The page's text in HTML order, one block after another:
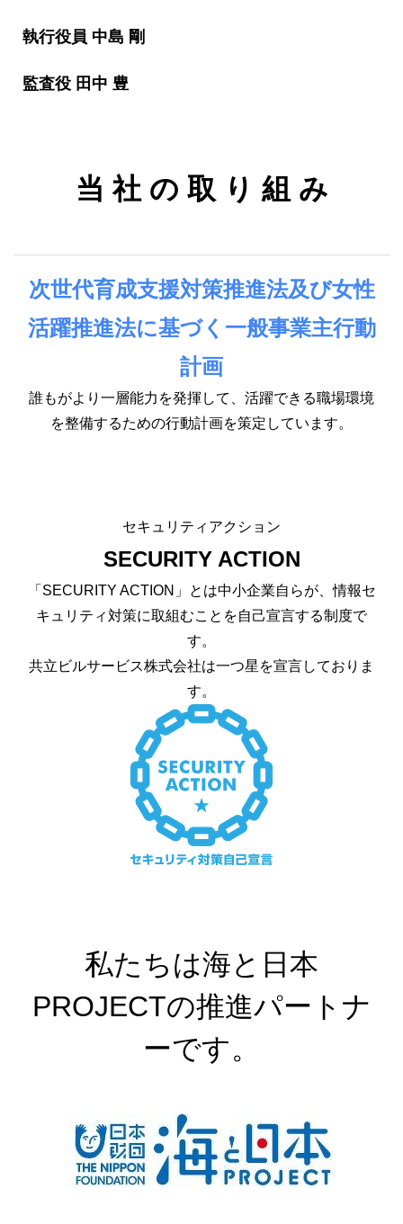
執行役員 中島 剛
監査役 田中 豊
当 社 の 取 り 組 み
次世代育成支援対策推進法及び女性
活躍推進法に基づく一般事業主行動
計画
誰もがより一層能力を発揮して、活躍できる職場環境
を整備するための行動計画を策定しています。
セキュリティアクション
SECURITY ACTION
「SECURITY ACTION」とは中小企業自らが、情報セ
キュリティ対策に取組むことを自己宣言する制度で
す。
共立ビルサービス株式会社は一つ星を宣言しておりま
す。
私たちは海と日本
PROJECTの推進パートナ
ーです。